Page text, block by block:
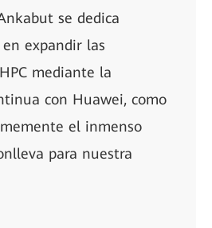
se dedica
expandir las
mediante la
con Huawei, como
el inmenso
para nuestra